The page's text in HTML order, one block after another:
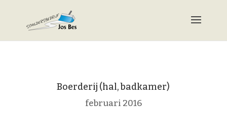
Boerderij (hal, badkamer)
februari 2016